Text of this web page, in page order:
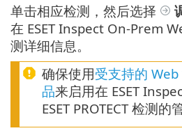
单击相应检测，然后选择
在 ESET Inspect On-Prem
测详细信息。
确保使用受支持的 Web
品来启用在 ESET
ESET PROTECT 检测的